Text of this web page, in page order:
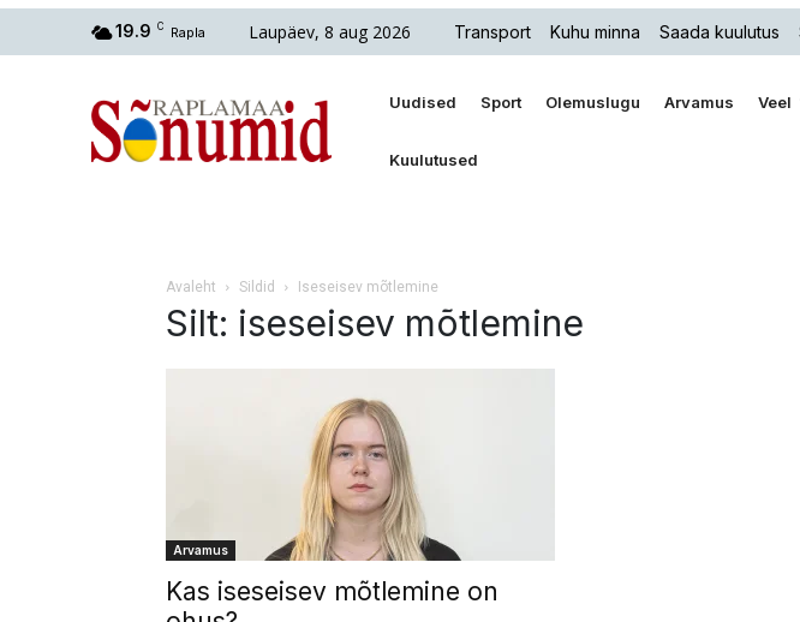
19.9 C Rapla Laupäev, 8 aug 2026 Transport Kuhu minna Saada kuulutus
Uudised Sport Olemuslugu Arvamus Veel
Kuulutused
Avaleht Sildid Iseseisev mõtlemine
Silt: iseseisev mõtlemine
Arvamus
Kas iseseisev mõtlemine on